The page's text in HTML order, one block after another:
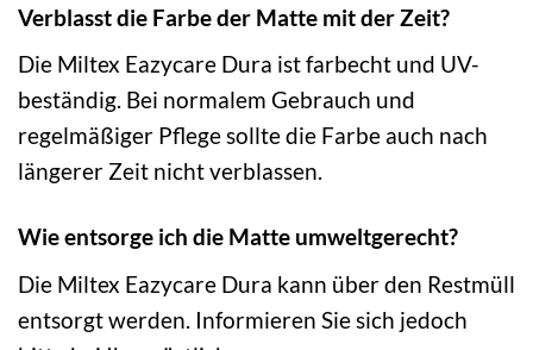
Verblasst die Farbe der Matte mit der Zeit?
Die Miltex Eazycare Dura ist farbecht und UV-
beständig. Bei normalem Gebrauch und
regelmäßiger Pflege sollte die Farbe auch nach
längerer Zeit nicht verblassen.
Wie entsorge ich die Matte umweltgerecht?
Die Miltex Eazycare Dura kann über den Restmüll
entsorgt werden. Informieren Sie sich jedoch